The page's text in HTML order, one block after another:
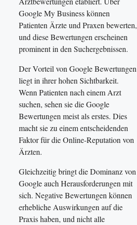
Google My Business können
Patienten Ärzte und Praxen bewerten,
und diese Bewertungen erscheinen
prominent in den Suchergebnissen.
Der Vorteil von Google Bewertungen
liegt in ihrer hohen Sichtbarkeit.
Wenn Patienten nach einem Arzt
suchen, sehen sie die Google
Bewertungen meist als erstes. Dies
macht sie zu einem entscheidenden
Faktor für die Online-Reputation von
Ärzten.
Gleichzeitig bringt die Dominanz von
Google auch Herausforderungen mit
sich. Negative Bewertungen können
erhebliche Auswirkungen auf die
Praxis haben, und nicht alle